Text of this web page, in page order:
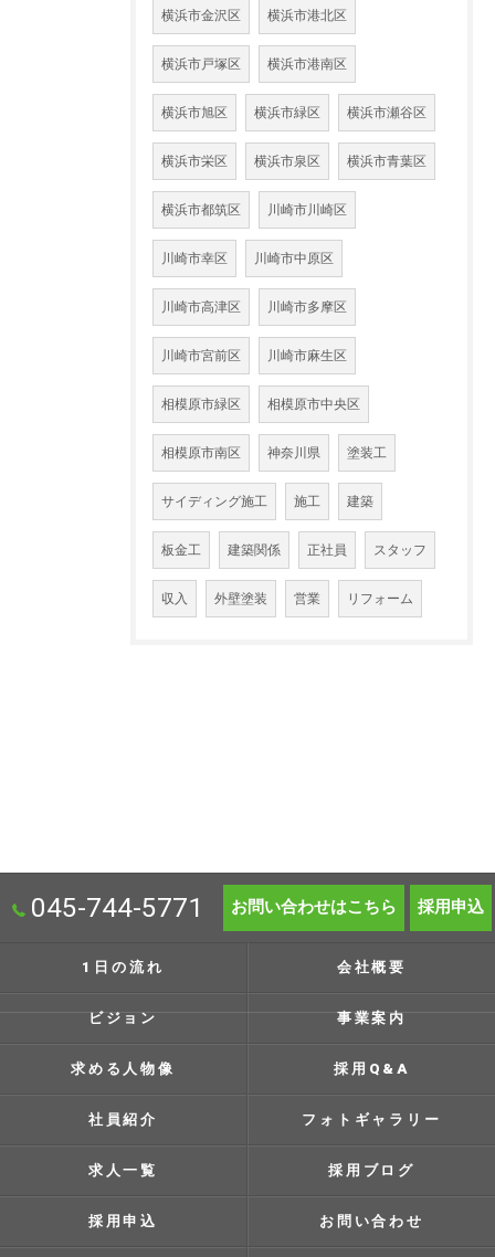
横浜市金沢区 横浜市港北区
横浜市戸塚区 横浜市港南区
横浜市旭区 横浜市緑区 横浜市瀬谷区
横浜市栄区 横浜市泉区 横浜市青葉区
横浜市都筑区 川崎市川崎区
川崎市幸区 川崎市中原区
川崎市高津区 川崎市多摩区
川崎市宮前区 川崎市麻生区
相模原市緑区 相模原市中央区
相模原市南区 神奈川県 塗装工
サイディング施工 施工 建築
板金工 建築関係 正社員 スタッフ
収入 外壁塗装 営業 リフォーム
045-744-5771 お問い合わせはこちら 採用申込
1日の流れ 会社概要
ビジョン 事業案内
求める人物像 採用Q&A
社員紹介 フォトギャラリー
求人一覧 採用ブログ
採用申込 お問い合わせ